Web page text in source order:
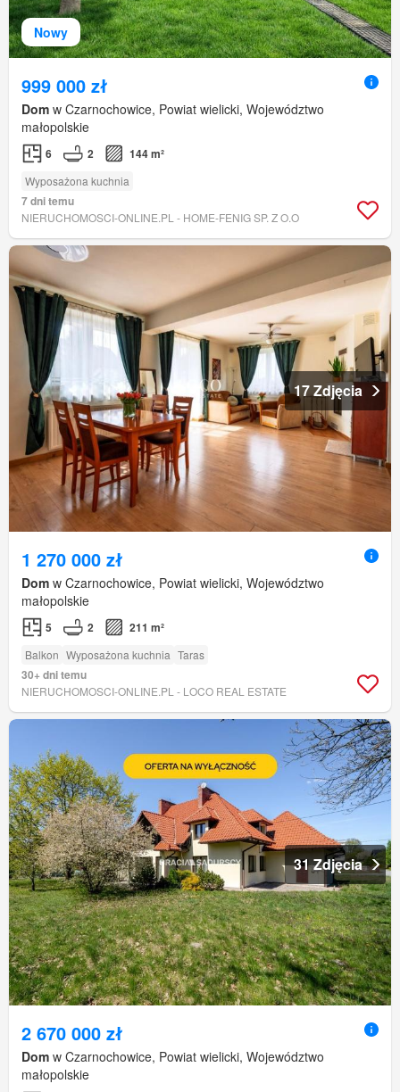
Nowy
999 000 zł
Dom w Czarnochowice, Powiat wielicki, Województwo
małopolskie
6 2 144 m²
Wyposażona kuchnia
7 dni temu
NIERUCHOMOSCI-ONLINE.PL - HOME-FENIG SP. Z O.O
17 Zdjęcia
1 270 000 zł
Dom w Czarnochowice, Powiat wielicki, Województwo
małopolskie
5 2 211 m²
Balkon Wyposażona kuchnia Taras
30+ dni temu
NIERUCHOMOSCI-ONLINE.PL - LOCO REAL ESTATE
31 Zdjęcia
2 670 000 zł
Dom w Czarnochowice, Powiat wielicki, Województwo
małopolskie